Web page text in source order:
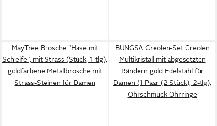
MayTree Brosche "Hase mit
Schleife", mit Strass (Stück, 1-tlg),
goldfarbene Metallbrosche mit
Strass-Steinen für Damen
BUNGSA Creolen-Set Creolen
Multikristall mit abgesetzten
Rändern gold Edelstahl für
Damen (1 Paar (2 Stück), 2-tlg),
Ohrschmuck Ohrringe